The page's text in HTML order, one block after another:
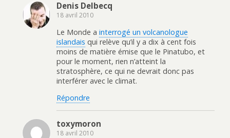
Denis Delbecq
18 avril 2010
Le Monde a interrogé un volcanologue
islandais qui relève qu’il y a dix à cent fois
moins de matière émise que le Pinatubo, et
pour le moment, rien n’atteint la
stratosphère, ce qui ne devrait donc pas
interférer avec le climat.
Répondre
toxymoron
18 avril 2010